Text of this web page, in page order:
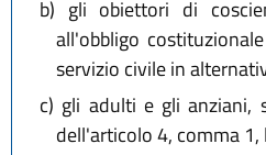
b) gli obiettori di
all'obbligo
servizio civile in
c) gli adulti e gli anziani,
dell'articolo 4, comma